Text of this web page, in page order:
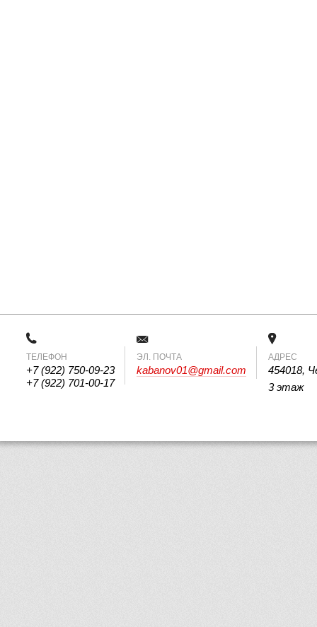
ТЕЛЕФОН
+7 (922) 750-09-23
+7 (922) 701-00-17
ЭЛ. ПОЧТА
kabanov01@gmail.com
АДРЕС
454018,
3 этаж